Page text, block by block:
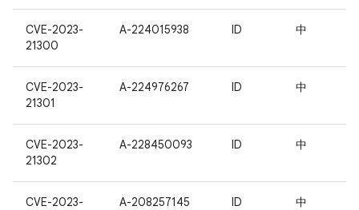
CVE-2023-
21300
A-224015938 ID 中
CVE-2023-
21301
A-224976267 ID 中
CVE-2023-
21302
A-228450093 ID 中
CVE-2023-
A-208257145 ID 中